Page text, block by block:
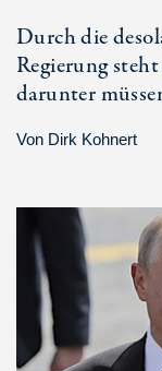
Durch die
Regierung
darunter
Von Dirk Kohnert